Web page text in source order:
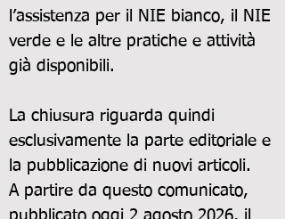
l’assistenza per il NIE bianco, il NIE
verde e le altre pratiche e attività
già disponibili.
La chiusura riguarda quindi
esclusivamente la parte editoriale e
la pubblicazione di nuovi articoli.
A partire da questo comunicato,